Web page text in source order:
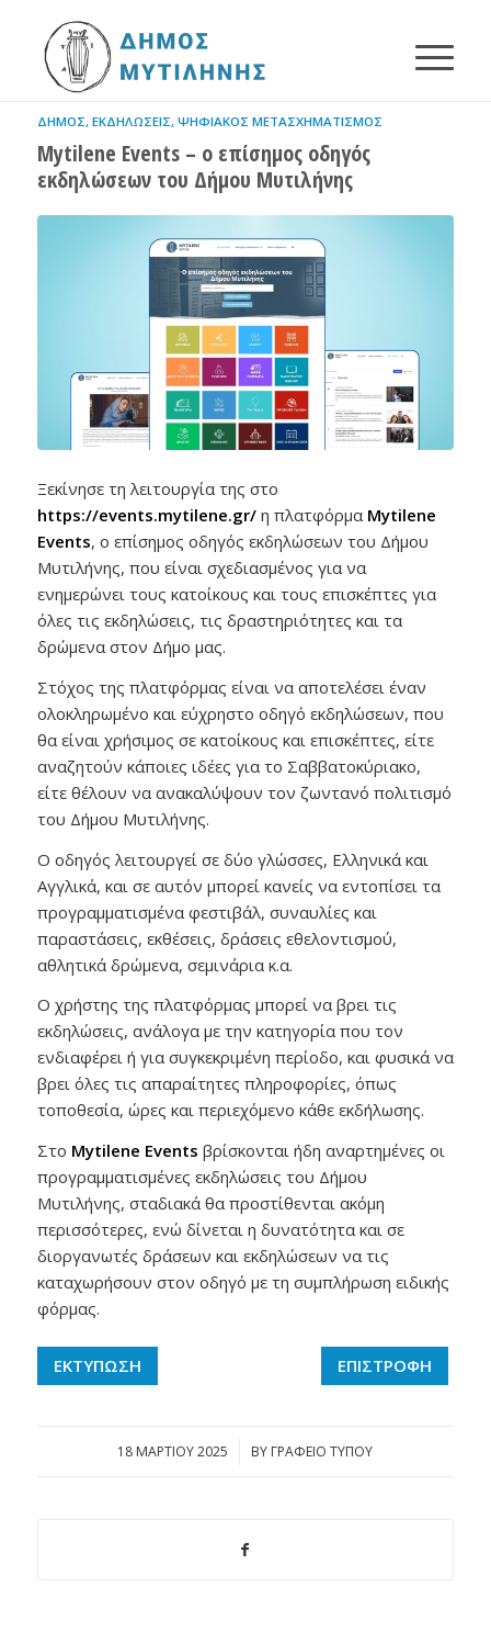
ΔΉΜΟΣ, ΕΚΔΗΛΏΣΕΙΣ, ΨΗΦΙΑΚΌΣ ΜΕΤΑΣΧΗΜΑΤΙΣΜΌΣ
Mytilene Events – ο επίσημος οδηγός
εκδηλώσεων του Δήμου Μυτιλήνης
Ξεκίνησε τη λειτουργία της στο
https://events.mytilene.gr/η πλατφόρμα Mytilene
Events, ο επίσημος οδηγός εκδηλώσεων του Δήμου
Μυτιλήνης, που είναι σχεδιασμένος για να
ενημερώνει τους κατοίκους και τους επισκέπτες για
όλες τις εκδηλώσεις, τις δραστηριότητες και τα
δρώμενα στον Δήμο μας.
Στόχος της πλατφόρμας είναι να αποτελέσει έναν
ολοκληρωμένο και εύχρηστο οδηγό εκδηλώσεων, που
θα είναι χρήσιμος σε κατοίκους και επισκέπτες, είτε
αναζητούν κάποιες ιδέες για το Σαββατοκύριακο,
είτε θέλουν να ανακαλύψουν τον ζωντανό πολιτισμό
του Δήμου Μυτιλήνης.
Ο οδηγός λειτουργεί σε δύο γλώσσες, Ελληνικά και
Αγγλικά, και σε αυτόν μπορεί κανείς να εντοπίσει τα
προγραμματισμένα φεστιβάλ, συναυλίες και
παραστάσεις, εκθέσεις, δράσεις εθελοντισμού,
αθλητικά δρώμενα, σεμινάρια κ.α.
Ο χρήστης της πλατφόρμας μπορεί να βρει τις
εκδηλώσεις, ανάλογα με την κατηγορία που τον
ενδιαφέρει ή για συγκεκριμένη περίοδο, και φυσικά να
βρει όλες τις απαραίτητες πληροφορίες, όπως
τοποθεσία, ώρες και περιεχόμενο κάθε εκδήλωσης.
Στο Mytilene Events βρίσκονται ήδη αναρτημένες οι
προγραμματισμένες εκδηλώσεις του Δήμου
Μυτιλήνης, σταδιακά θα προστίθενται ακόμη
περισσότερες, ενώ δίνεται η δυνατότητα και σε
διοργανωτές δράσεων και εκδηλώσεων να τις
καταχωρήσουν στον οδηγό με τη συμπλήρωση ειδικής
φόρμας.
ΕΚΤΥΠΩΣΗ ΕΠΙΣΤΡΟΦΗ
18 ΜΑΡΤΊΟΥ 2025
/ BY ΓΡΑΦΕΙΟ ΤΥΠΟΥ